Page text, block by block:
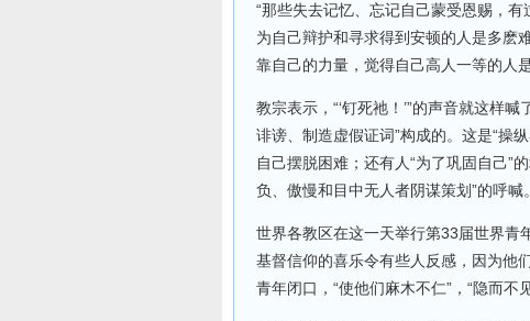
“那些失去记忆、忘记自己蒙受恩赐，
为自己辩护和寻求得到安顿的人是多麽
靠自己的力量，觉得自己高人一等的人
教宗表示，“‘钉死祂！’”的声音就这样
诽谤、制造虚假证词”构成的。这是“操
自己摆脱困难；还有人“为了巩固自己”
负、傲慢和目中无人者阴谋策划”的呼喊。
世界各教区在这一天举行第33届世界青
基督信仰的喜乐令有些人反感，因为他
青年闭口，“使他们麻木不仁”，“隐而不